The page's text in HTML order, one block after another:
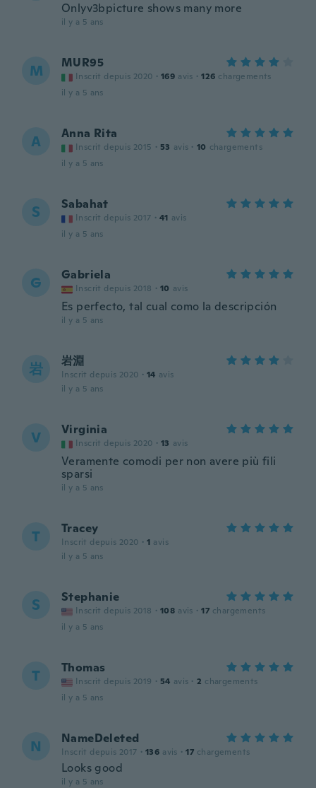
Onlyv3bpicture shows many more
il y a 5 ans
M MUR95
Inscrit depuis 2020 · 169 avis · 126 chargements
il y a 5 ans
A Anna Rita
Inscrit depuis 2015 · 53 avis · 10 chargements
il y a 5 ans
S Sabahat
Inscrit depuis 2017 · 41 avis
il y a 5 ans
G Gabriela
Inscrit depuis 2018 · 10 avis
Es perfecto, tal cual como la descripción
il y a 5 ans
岩 岩淵
Inscrit depuis 2020 · 14 avis
il y a 5 ans
V Virginia
Inscrit depuis 2020 · 13 avis
Veramente comodi per non avere più fili
sparsi
il y a 5 ans
T Tracey
Inscrit depuis 2020 · 1 avis
il y a 5 ans
S Stephanie
Inscrit depuis 2018 · 108 avis · 17 chargements
il y a 5 ans
T Thomas
Inscrit depuis 2019 · 54 avis · 2 chargements
il y a 5 ans
N NameDeleted
Inscrit depuis 2017 · 136 avis · 17 chargements
Looks good
il y a 5 ans